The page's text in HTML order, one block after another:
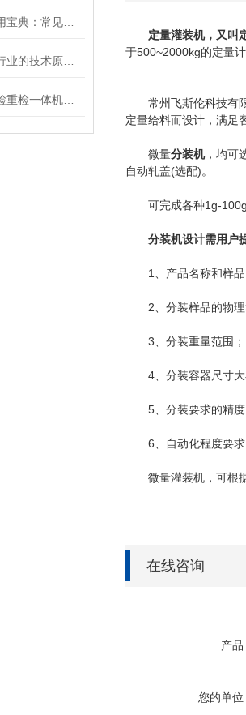
定量灌装机，又叫
于500~2000kg的定量
常州飞斯伦科技有
定量给料而设计，满足
微量分装机，均可
自动轧盖(选配)。
可完成各种1g-100g
分装机设计需用户
1、产品名称和样品
2、分装样品的物理
3、分装重量范围；
4、分装容器尺寸大
5、分装要求的精度
6、自动化程度要
微量灌装机，可根据
在线咨询
产品
您的单位